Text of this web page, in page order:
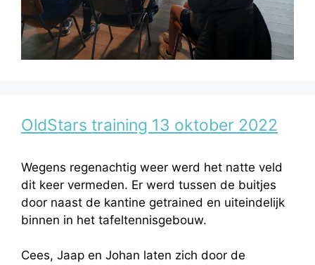
OldStars training 13 oktober 2022
Wegens regenachtig weer werd het natte veld
dit keer vermeden. Er werd tussen de buitjes
door naast de kantine getrained en uiteindelijk
binnen in het tafeltennisgebouw.
Cees, Jaap en Johan laten zich door de